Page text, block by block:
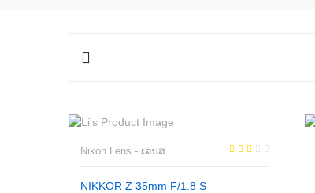
Nikon Lens - ເລນສ
NIKKOR Z 35mm F/1.8 S